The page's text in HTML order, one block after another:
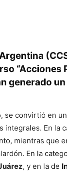
“Acciones
generado
se convirtió en
integrales. En la
mientras que
En la
, y en la de